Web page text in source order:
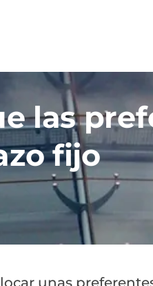
las
fijo
unas